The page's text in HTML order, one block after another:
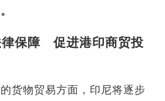
律保障 促进港印商贸投
货物贸易方面，印尼将逐步